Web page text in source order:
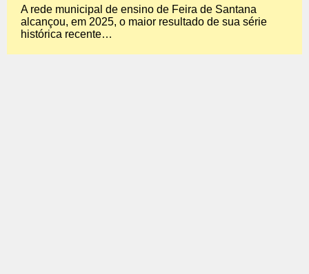
A rede municipal de ensino de Feira de Santana
alcançou, em 2025, o maior resultado de sua série
histórica recente…